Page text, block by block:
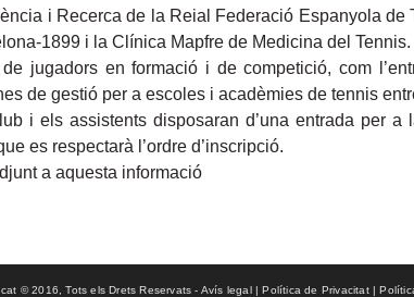
i Recerca de la Reial Federació Espanyola
1899 i la Clínica Mapfre de Medicina del Tennis.
jugadors en formació i de competició, com
de gestió per a escoles i acadèmies de tennis
i els assistents disposaran d’una entrada per
es respectarà l’ordre d’inscripció.
a aquesta informació
© 2016, Tots els Drets Reservats - Avís legal | Política de Privacitat |